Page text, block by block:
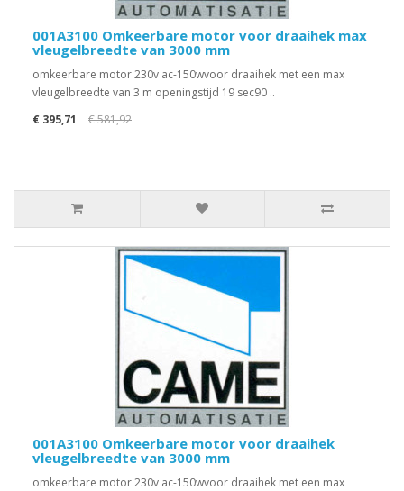
001A3100 Omkeerbare motor voor draaihek max
vleugelbreedte van 3000 mm
omkeerbare motor 230v ac-150wvoor draaihek met een max
vleugelbreedte van 3 m openingstijd 19 sec90 ..
€ 395,71
€ 581,92
001A3100 Omkeerbare motor voor draaihek
vleugelbreedte van 3000 mm
omkeerbare motor 230v ac-150wvoor draaihek met een max